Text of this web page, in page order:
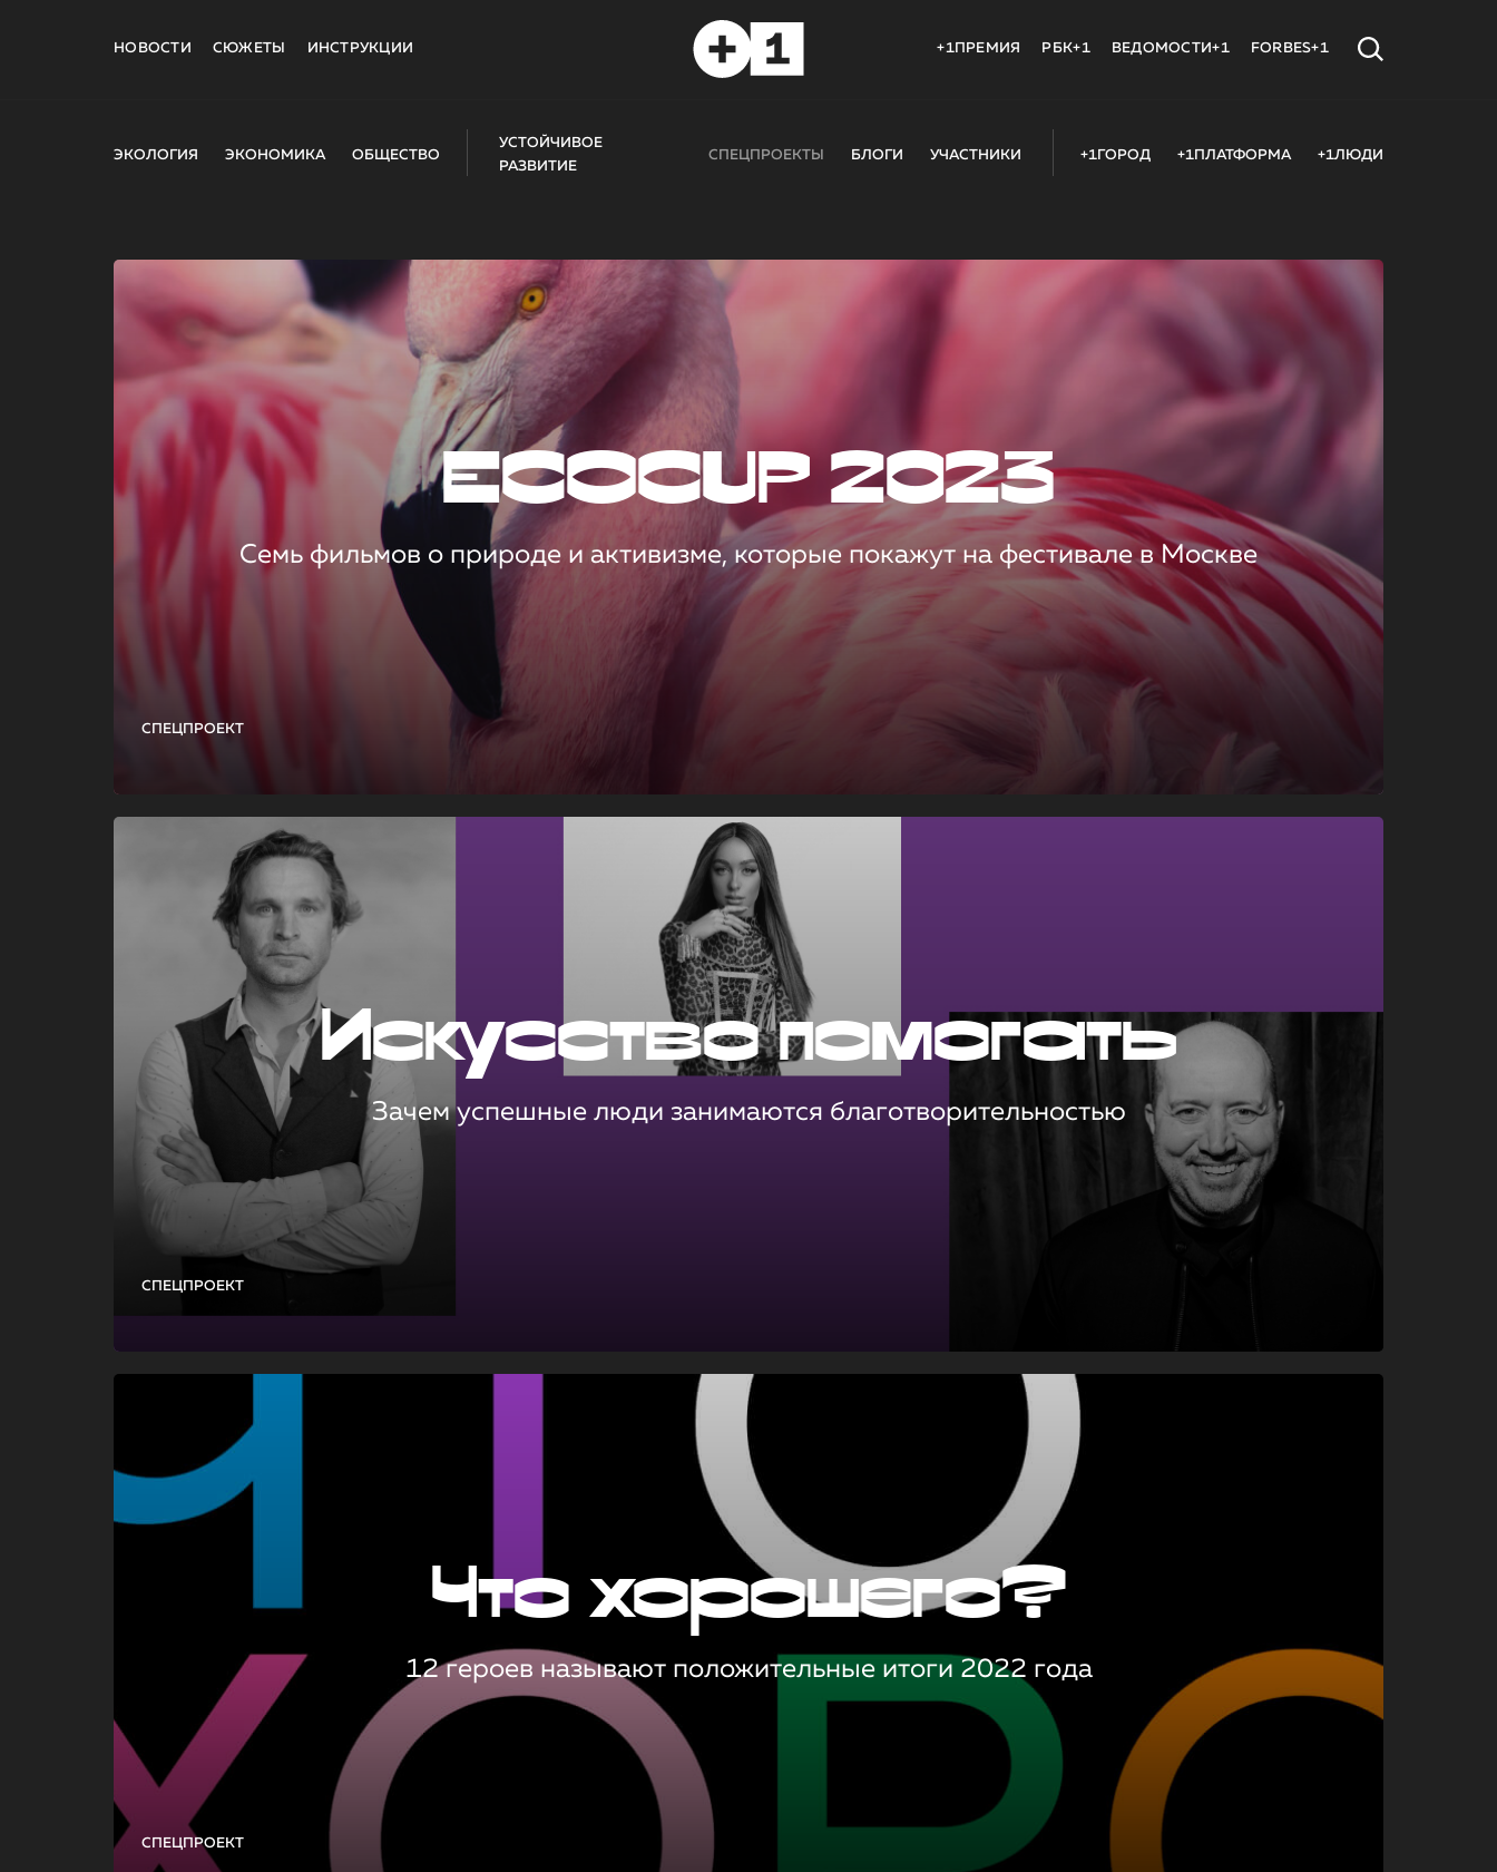
НОВОСТИ СЮЖЕТЫ ИНСТРУКЦИИ +1ПРЕМИЯ РБК+1 ВЕДОМОСТИ+1 FORBES+1
ЭКОЛОГИЯ ЭКОНОМИКА ОБЩЕСТВО
УСТОЙЧИВОЕ
РАЗВИТИЕ
СПЕЦПРОЕКТЫ БЛОГИ УЧАСТНИКИ +1ГОРОД +1ПЛАТФОРМА +1ЛЮДИ
СПЕЦПРОЕКТ
ECOCUP 2023
Семь фильмов о природе и активизме, которые покажут на фестивале в Москве
СПЕЦПРОЕКТ
Искусство помогать
Зачем успешные люди занимаются благотворительностью
СПЕЦПРОЕКТ
Что хорошего?
12 героев называют положительные итоги 2022 года